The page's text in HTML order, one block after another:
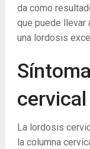
da como
que puede llevar
una lordosis
cervical
La lordosis
la columna